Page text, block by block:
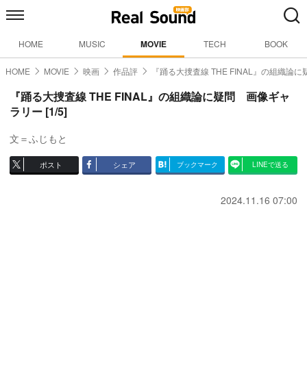
HOME MUSIC MOVIE TECH BOOK
HOME MOVIE 映画 作品評 『踊る大捜査線 THE FINAL』の組織論に
『踊る大捜査線 THE FINAL』の組織論に疑問 画像ギャ
ラリー [1/5]
文＝ふじもと
ポスト シェア ブックマーク LINEで送る
2024.11.16 07:00